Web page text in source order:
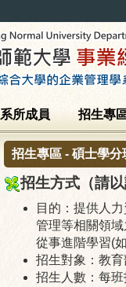
系所成員 招生專
招生專區 - 碩士學分
招生方式（請以
目的：提供人
管理等相關領
從事進階學習(
招生對象：教
招生人數：每班